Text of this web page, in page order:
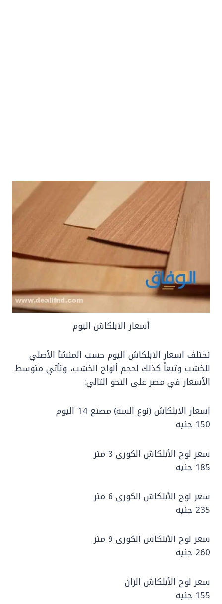
أسعار الابلكاش اليوم
تختلف اسعار الابلكاش اليوم حسب المنشأ الأصلي
للخشب وتبعاً كذلك لحجم ألواح الخشب، وتأتي متوسط
الأسعار في مصر على النحو التالي:
اسعار الابلكاش (نوع السه) مصنع 14 اليوم
150 جنيه
سعر لوح الأبلكاش الكورى 3 متر
185 جنيه
سعر لوح الأبلكاش الكورى 6 متر
235 جنيه
سعر لوح الأبلكاش الكورى 9 متر
260 جنيه
سعر لوح الأبلكاش الزان
155 جنيه